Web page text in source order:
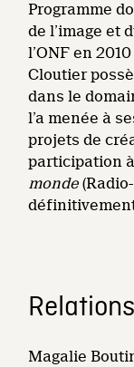
Programme
de l’image et
l’ONF en
Cloutier
dans le
l’a menée à
projets de
participation
monde
Magalie